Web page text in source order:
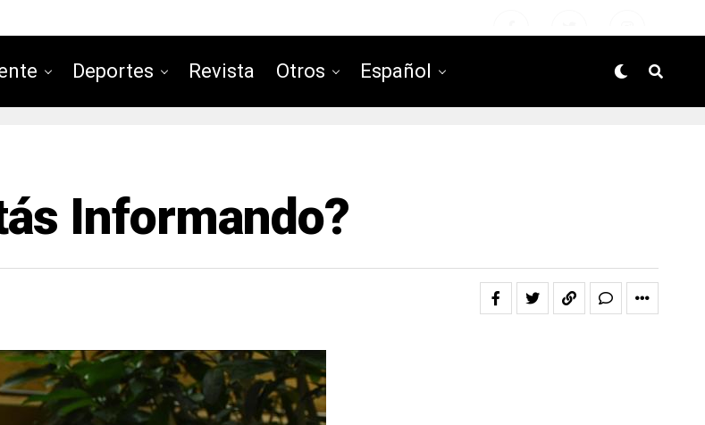
Deportes Revista Otros Español
Informando?